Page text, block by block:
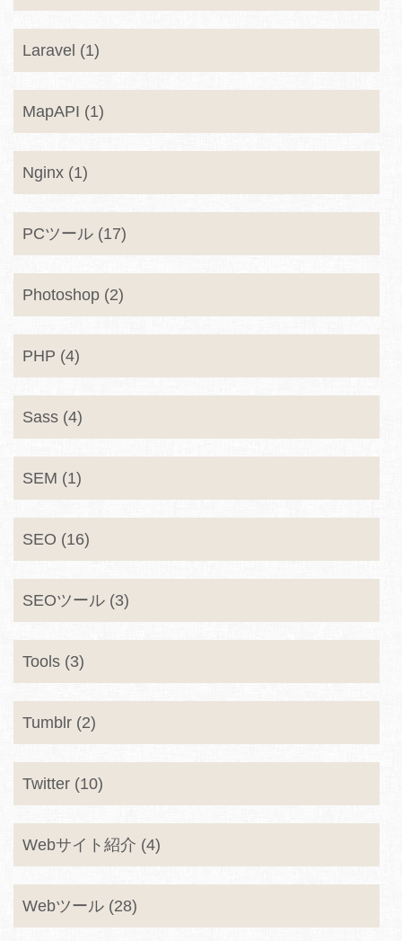
Laravel (1)
MapAPI (1)
Nginx (1)
PCツール (17)
Photoshop (2)
PHP (4)
Sass (4)
SEM (1)
SEO (16)
SEOツール (3)
Tools (3)
Tumblr (2)
Twitter (10)
Webサイト紹介 (4)
Webツール (28)